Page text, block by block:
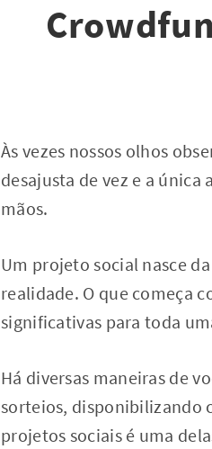
Às vezes nossos olhos
desajusta de vez e a
mãos.
Um projeto social nasce
realidade. O que começa
significativas para toda
Há diversas maneiras de
sorteios, disponibilizando
projetos sociais é uma